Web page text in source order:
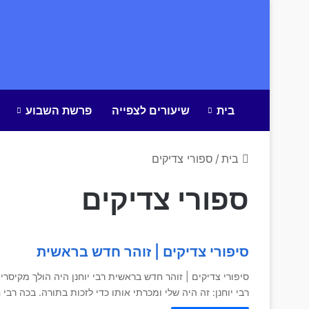
בית שיעורים לצפייה פרשת השבוע
בית / ספורי צדיקים
ספורי צדיקים
סיפורי צדיקים | זוהר חדש בראשית
סיפורי צדיקים | זוהר חדש בראשית רבי יוחנן היה הולך
רבי יוחנן: זה היה שלי ומכרתי אותו כדי לזכות בתורה. בכה